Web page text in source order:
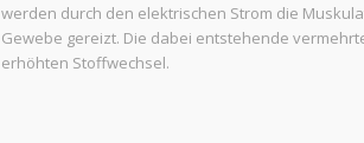
werden durch den elektrischen Strom die
Gewebe gereizt. Die dabei entstehende
erhöhten Stoffwechsel.